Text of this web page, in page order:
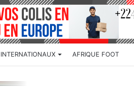
INTERNATIONAUX AFRIQUE FOOT